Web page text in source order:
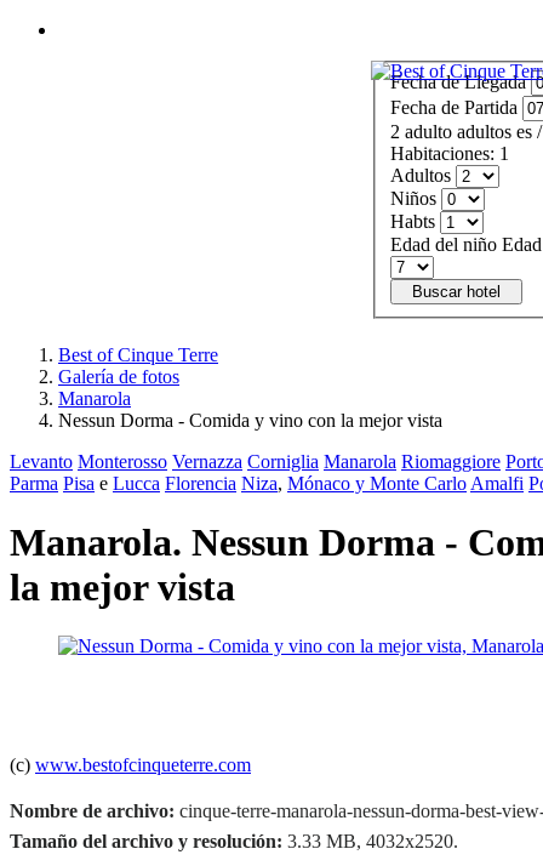
Fecha de Llegada
Fecha de Partida
2 adulto adultos es /
Habitaciones: 1
Adultos
Niños
Habts
Edad del niño
Buscar hotel
Best of Cinque Terre
Galería de fotos
Manarola
Nessun Dorma - Comida y vino con la mejor vista
Levanto Monterosso Vernazza Corniglia Manarola Riomaggiore
Parma Pisa e Lucca Florencia Niza, Mónaco y Monte Carlo Amalfi
Manarola. Nessun Dorma -
la mejor vista
(c) www.bestofcinqueterre.com
Nombre de archivo: cinque-terre-manarola-nessun-dorma-best-
Tamaño del archivo y resolución: 3.33 MB, 4032x2520.